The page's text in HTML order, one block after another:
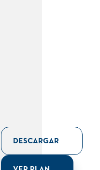
DESCARGAR